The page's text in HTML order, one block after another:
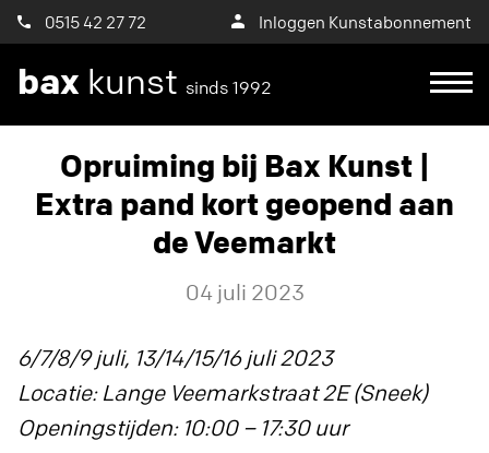
0515 42 27 72 Inloggen Kunstabonnement
bax kunst sinds 1992
Opruiming bij Bax Kunst |
Extra pand kort geopend aan
de Veemarkt
04 juli 2023
6/7/8/9 juli, 13/14/15/16 juli 2023
Locatie: Lange Veemarkstraat 2E (Sneek)
Openingstijden: 10:00 – 17:30 uur